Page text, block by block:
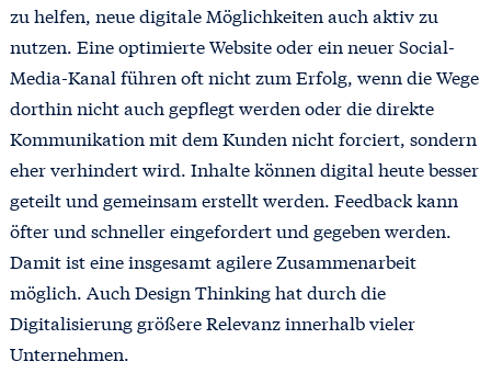
zu helfen, neue digitale Möglichkeiten auch aktiv zu
nutzen. Eine optimierte Website oder ein neuer Social-
Media-Kanal führen oft nicht zum Erfolg, wenn die Wege
dorthin nicht auch gepflegt werden oder die direkte
Kommunikation mit dem Kunden nicht forciert, sondern
eher verhindert wird. Inhalte können digital heute besser
geteilt und gemeinsam erstellt werden. Feedback kann
öfter und schneller eingefordert und gegeben werden.
Damit ist eine insgesamt agilere Zusammenarbeit
möglich. Auch Design Thinking hat durch die
Digitalisierung größere Relevanz innerhalb vieler
Unternehmen.